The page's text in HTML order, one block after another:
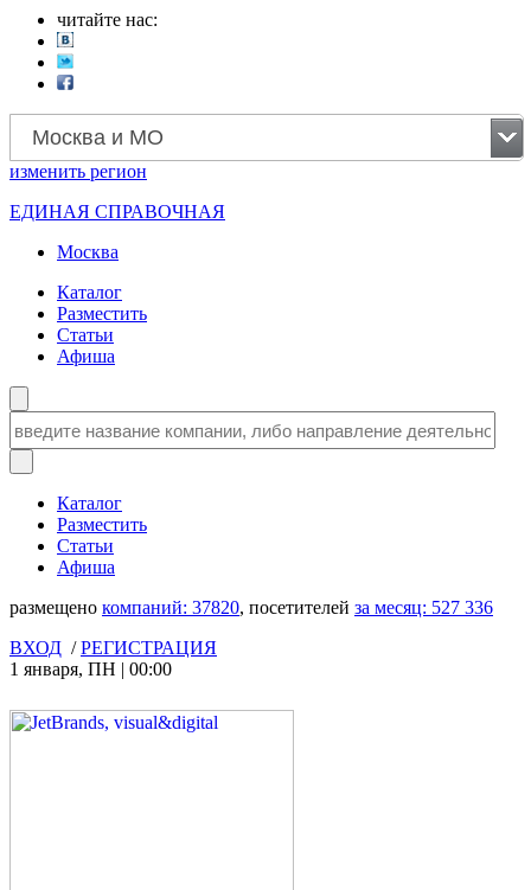
читайте нас:
Москва и МО
изменить регион
ЕДИНАЯ СПРАВОЧНАЯ
Москва
Каталог
Разместить
Статьи
Афиша
Каталог
Разместить
Статьи
Афиша
размещено компаний: 37820, посетителей за месяц: 527 336
ВХОД /РЕГИСТРАЦИЯ
1 января, ПН | 00:00